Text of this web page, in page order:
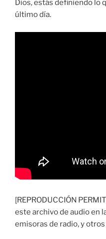
Dios, estás definiendo lo
último día.
[REPRODUCCIÓN
este archivo de audio en
emisoras de radio, y